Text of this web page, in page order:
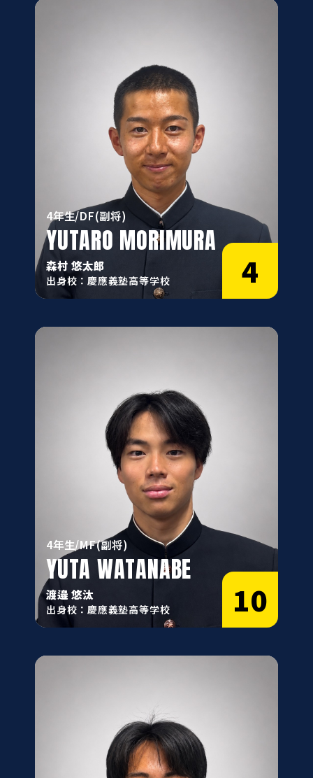
4
4年生/DF(副将)
YUTARO MORIMURA
森村 悠太郎
出身校：慶應義塾高等学校
10
4年生/MF(副将)
YUTA WATANABE
渡邉 悠汰
出身校：慶應義塾高等学校